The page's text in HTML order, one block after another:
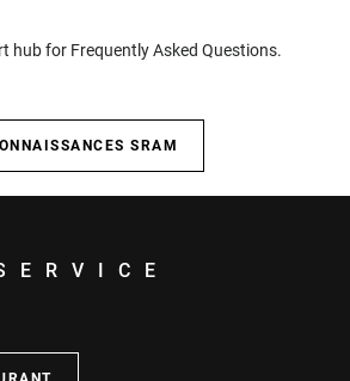
hub for Frequently Asked Questions.
SRAM